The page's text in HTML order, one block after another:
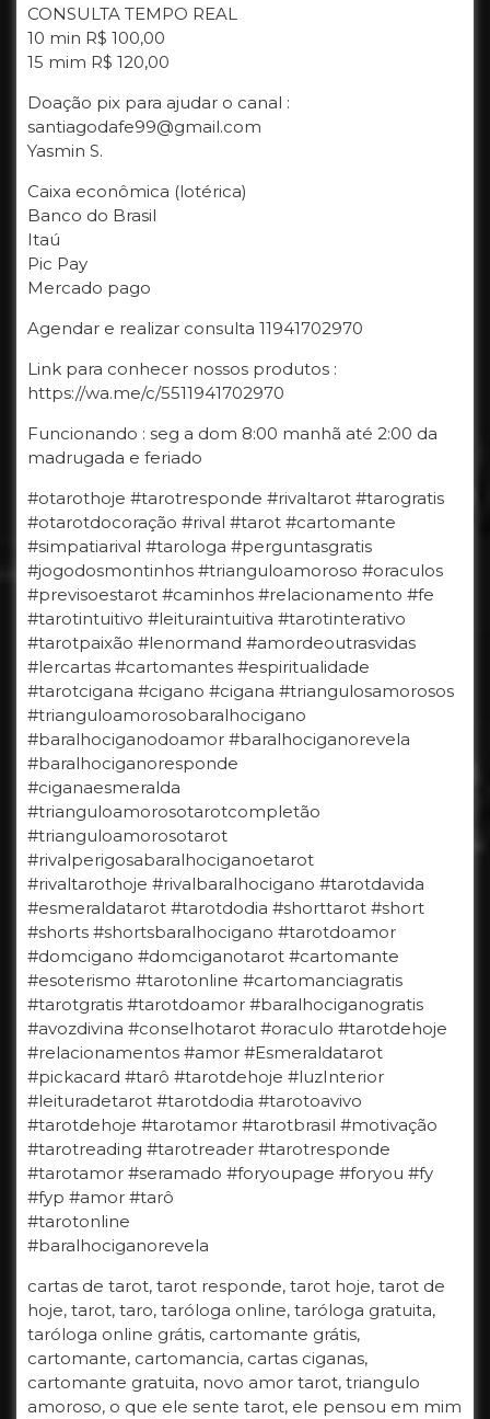
CONSULTA TEMPO REAL
10 min R$ 100,00
15 mim R$ 120,00
Doação pix para ajudar o canal :
santiagodafe99@gmail.com
Yasmin S.
Caixa econômica (lotérica)
Banco do Brasil
Itaú
Pic Pay
Mercado pago
Agendar e realizar consulta 11941702970
Link para conhecer nossos produtos :
https://wa.me/c/5511941702970
Funcionando : seg a dom 8:00 manhã até 2:00 da
madrugada e feriado
#otarothoje #tarotresponde #rivaltarot #tarogratis
#otarotdocoração #rival #tarot #cartomante
#simpatiarival #tarologa #perguntasgratis
#jogodosmontinhos #trianguloamoroso #oraculos
#previsoestarot #caminhos #relacionamento #fe
#tarotintuitivo #leituraintuitiva #tarotinterativo
#tarotpaixão #lenormand #amordeoutrasvidas
#lercartas #cartomantes #espiritualidade
#tarotcigana #cigano #cigana #triangulosamorosos
#trianguloamorosobaralhocigano
#baralhociganodoamor #baralhociganorevela
#baralhociganoresponde
#ciganaesmeralda
#trianguloamorosotarotcompletão
#trianguloamorosotarot
#rivalperigosabaralhociganoetarot
#rivaltarothoje #rivalbaralhocigano #tarotdavida
#esmeraldatarot #tarotdodia #shorttarot #short
#shorts #shortsbaralhocigano #tarotdoamor
#domcigano #domciganotarot #cartomante
#esoterismo #tarotonline #cartomanciagratis
#tarotgratis #tarotdoamor #baralhociganogratis
#avozdivina #conselhotarot #oraculo #tarotdehoje
#relacionamentos #amor #Esmeraldatarot
#pickacard #tarô #tarotdehoje #luzInterior
#leituradetarot #tarotdodia #tarotoavivo
#tarotdehoje #tarotamor #tarotbrasil #motivação
#tarotreading #tarotreader #tarotresponde
#tarotamor #seramado #foryoupage #foryou #fy
#fyp #amor #tarô
#tarotonline
#baralhociganorevela
cartas de tarot, tarot responde, tarot hoje, tarot de
hoje, tarot, taro, taróloga online, taróloga gratuita,
taróloga online grátis, cartomante grátis,
cartomante, cartomancia, cartas ciganas,
cartomante gratuita, novo amor tarot, triangulo
amoroso, o que ele sente tarot, ele pensou em mim